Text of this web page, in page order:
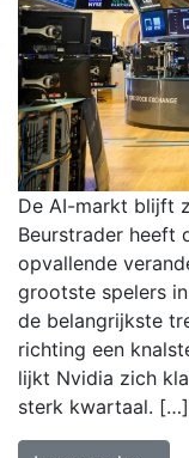
De AI-markt blijft
Beurstrader heeft
opvallende
grootste spelers
de belangrijkste
richting een
lijkt Nvidia zich
sterk kwartaal. […]